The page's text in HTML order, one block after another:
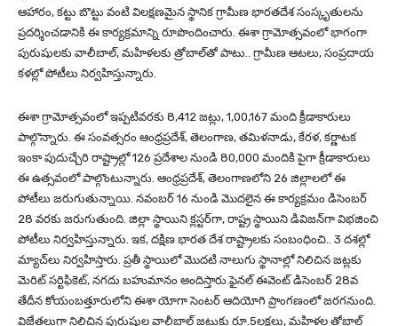
ఆహారం, కట్టు బొట్టు వంటి విలక్షణమైన స్థానిక గ్రామీణ భారతదేశ సంస్కృతులను
ప్రదర్శించడానికి ఈ కార్యక్రమాన్ని రూపొందించారు. ఈశా గ్రామోత్సవంలో భాగంగా
పురుషులకు వాలీబాల్‌, మహిళలకు త్రోబాల్‌తో పాటు.. గ్రామీణ ఆటలు, సంప్రదాయ
కళల్లో పోటీలు నిర్వహిస్తున్నారు.
ఈశా గ్రామోత్సవంలో ఇప్పటివరకు 8,412 జట్లు, 1,00,167 మంది క్రీడాకారులు
పాల్గొన్నారు. ఈ సంవత్సరం ఆంధ్రప్రదేశ్, తెలంగాణ, తమిళనాడు, కేరళ, కర్ణాటక
ఇంకా పుదుచ్చేరి రాష్ట్రాల్లో 126 ప్రదేశాల నుండి 80,000 మందికి పైగా క్రీడాకారులు
ఈ ఉత్సవంలో పాల్గొంటున్నారు. ఆంధ్రప్రదేశ్, తెలంగాణలోని 26 జిల్లాలలో ఈ
పోటీలు జరుగుతున్నాయి. నవంబర్ 16 నుండి మొదలైన ఈ కార్యక్రమం డిసెంబర్
28 వరకు జరుగుతుంది. జిల్లా స్థాయిని క్లస్టర్‌గా, రాష్ట్ర స్థాయిని డివిజన్‌గా విభజించి
పోటీలు నిర్వహిస్తున్నారు. ఇక, దక్షిణ భారత దేశ రాష్ట్రాలకు సంబంధించి.. 3 దశల్లో
మ్యాచ్‌లు నిర్వహిస్తారు. ప్రతీ స్థాయిలో మొదటి నాలుగు స్థానాల్లో నిలిచిన జట్లకు
మెరిట్ సర్టిఫికెట్, నగదు బహుమానం అందిస్తారు.ఫైనల్‌ ఈవెంట్‌ డిసెంబర్‌ 28వ
తేదీన కోయంబత్తూరులోని ఈశా యోగా సెంటర్‌ ఆదియోగి ప్రాంగణంలో జరగనుంది.
విజేతలుగా నిలిచిన పురుషుల వాలీబాల్‌ జట్టుకు రూ.5లక్షలు, మహిళల త్రోబాల్‌